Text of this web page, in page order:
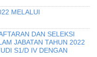
MELALUI
DAN SELEKSI
JABATAN TAHUN 2022
S1/D IV DENGAN